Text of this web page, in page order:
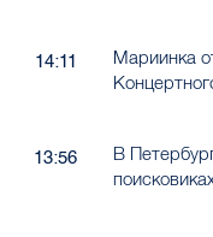
14:11
Мариинка
13:56
В